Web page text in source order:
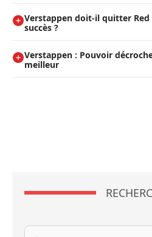
Verstappen doit-il quitter
succès ?
Verstappen : Pouvoir
meilleur
Recherche